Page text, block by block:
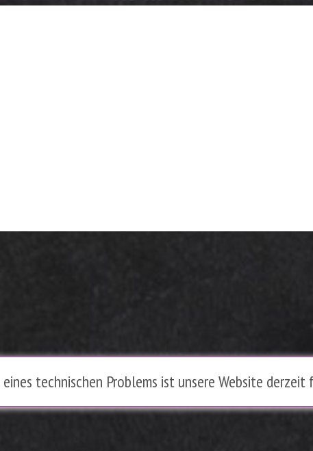
technischen Problems ist unsere Website